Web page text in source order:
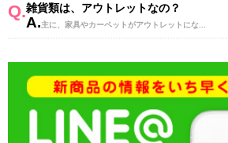
Q.雑貨類は、アウトレットなの？
A.主に、家具やカーペットがアウトレットにな...